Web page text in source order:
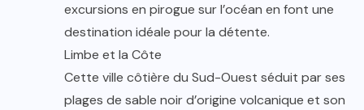
excursions en pirogue sur l’océan en font une
destination idéale pour la détente.
Limbe et la Côte
Cette ville côtière du Sud-Ouest séduit par ses
plages de sable noir d’origine volcanique et son